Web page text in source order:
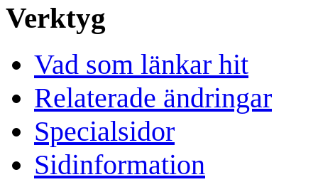
Verktyg
Vad som länkar hit
Relaterade ändringar
Specialsidor
Sidinformation